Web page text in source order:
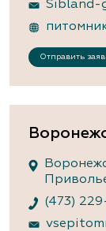
Sibland-
Отправить
(473)